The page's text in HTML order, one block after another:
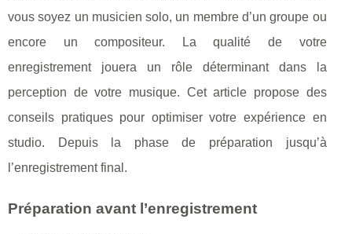
vous soyez un musicien solo, un membre d’un groupe ou
encore un compositeur. La qualité de votre
enregistrement jouera un rôle déterminant dans la
perception de votre musique. Cet article propose des
conseils pratiques pour optimiser votre expérience en
studio. Depuis la phase de préparation jusqu’à
l’enregistrement final.
Préparation avant l’enregistrement